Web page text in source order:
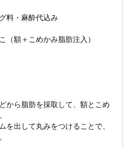
料・麻酔代込み
（額＋こめかみ脂肪注入）
から脂肪を採取して、額とこめ
を出して丸みをつけることで、